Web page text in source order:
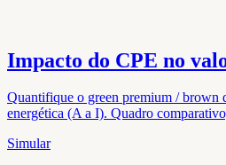
Impacto do CPE no
Quantifique o green premium / brown
energética (A a I). Quadro
Simular